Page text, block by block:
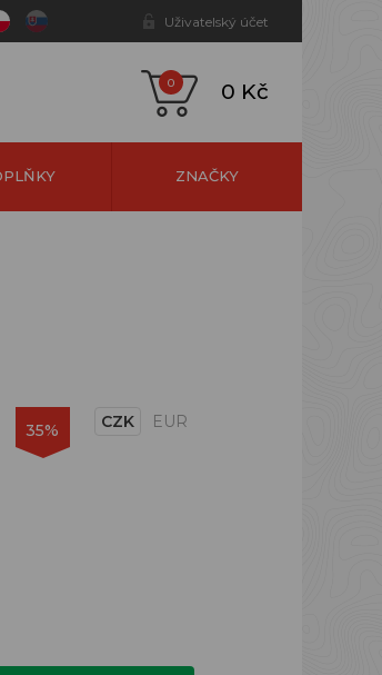
Uživatelský účet
0 0 Kč
ZNAČKY
35% CZK EUR